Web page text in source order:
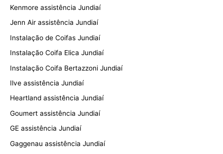
Kenmore assistência Jundiaí
Jenn Air assistência Jundiaí
Instalação de Coifas Jundiaí
Instalação Coifa Elica Jundiaí
Instalação Coifa Bertazzoni Jundiaí
Ilve assistência Jundiaí
Heartland assistência Jundiaí
Goumert assistência Jundiaí
GE assistência Jundiaí
Gaggenau assistência Jundiaí